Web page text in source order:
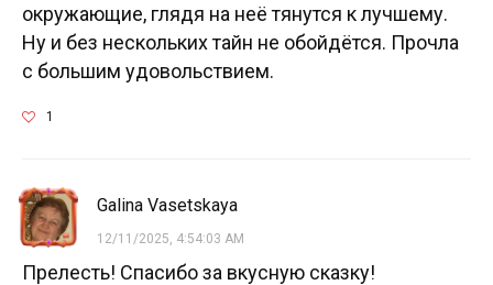
окружающие, глядя на неё тянутся к лучшему.
Ну и без нескольких тайн не обойдётся. Прочла
с большим удовольствием.
1
Galina Vasetskaya
12/11/2025, 4:54:03 AM
Прелесть! Спасибо за вкусную сказку!